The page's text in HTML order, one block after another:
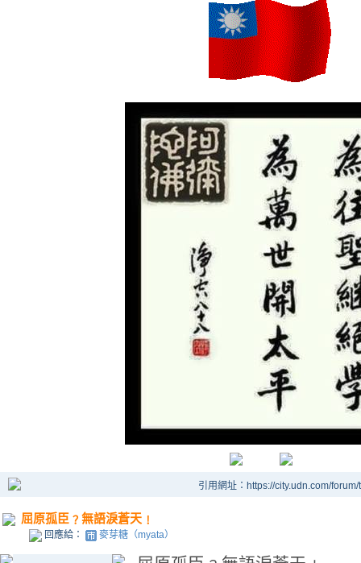
引用網址：https://city.udn.com/
屈原孤臣﹖無語淚蒼天﹗
回應給： 麥芽糖（myata）